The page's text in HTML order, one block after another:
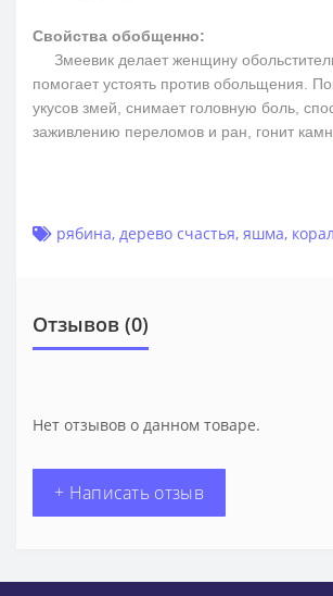
Свойства обобщенно:
Змеевик делает женщину
помогает устоять против обольщения.
укусов змей, снимает головную боль,
заживлению переломов и ран, гонит
рябина, дерево счастья, яшма,
Отзывов (0)
Нет отзывов о данном товаре.
+ Написать отзыв